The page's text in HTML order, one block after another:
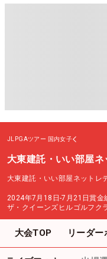
JLPGAツアー 国内女子
大東建託・いい部屋ネ
大東建託・いい部屋ネットレ
2024年7月18日-7月21日賞金
ザ・クイーンズヒルゴルフク
大会TOP リーダー